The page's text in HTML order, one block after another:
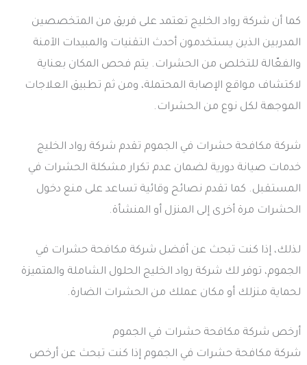
كما أن شركة رواد الخليج تعتمد على فريق من المتخصصين
المدربين الذين يستخدمون أحدث التقنيات والمبيدات الآمنة
والفعّالة للتخلص من الحشرات. يتم فحص المكان بعناية
لاكتشاف مواقع الإصابة المحتملة، ومن ثم تطبيق العلاجات
الموجهة لكل نوع من الحشرات.
شركة مكافحة حشرات في الجموم تقدم شركة رواد الخليج
خدمات صيانة دورية لضمان عدم تكرار مشكلة الحشرات في
المستقبل. كما تقدم نصائح وقائية تساعد على منع دخول
الحشرات مرة أخرى إلى المنزل أو المنشأة.
لذلك، إذا كنت تبحث عن أفضل شركة مكافحة حشرات في
الجموم، توفر لك شركة رواد الخليج الحلول الشاملة والمتميزة
لحماية منزلك أو مكان عملك من الحشرات الضارة.
أرخص شركة مكافحة حشرات في الجموم
شركة مكافحة حشرات في الجموم إذا كنت تبحث عن أرخص